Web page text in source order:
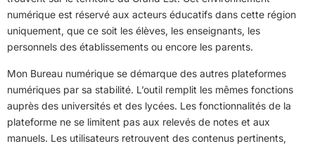
numérique est réservé aux acteurs éducatifs dans cette région
uniquement, que ce soit les élèves, les enseignants, les
personnels des établissements ou encore les parents.
Mon Bureau numérique se démarque des autres plateformes
numériques par sa stabilité. L’outil remplit les mêmes fonctions
auprès des universités et des lycées. Les fonctionnalités de la
plateforme ne se limitent pas aux relevés de notes et aux
manuels. Les utilisateurs retrouvent des contenus pertinents,